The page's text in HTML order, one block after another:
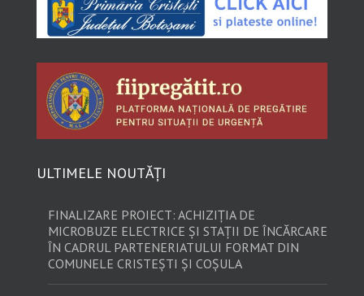
ULTIMELE NOUTĂȚI
FINALIZARE PROIECT: ACHIZIȚIA DE
MICROBUZE ELECTRICE ȘI STAȚII DE ÎNCĂRCARE
ÎN CADRUL PARTENERIATULUI FORMAT DIN
COMUNELE CRISTEȘTI ȘI COȘULA